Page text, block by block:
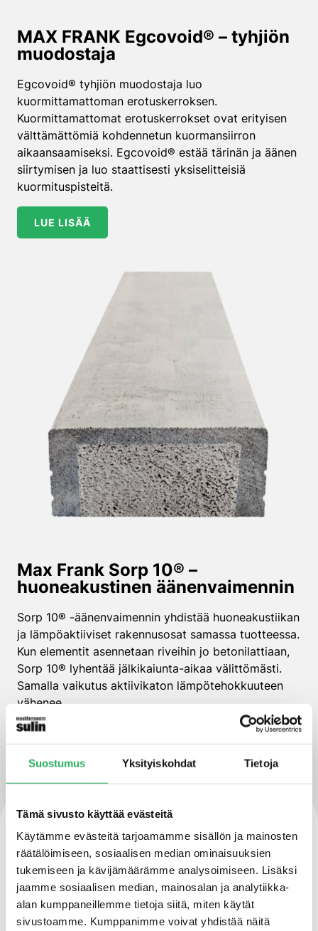
Suostumus Yksityiskohdat Tietoja
Tämä sivusto käyttää evästeitä
Käytämme evästeitä tarjoamamme sisällön ja mainosten
räätälöimiseen, sosiaalisen median ominaisuuksien
tukemiseen ja kävijämäärämme analysoimiseen. Lisäksi
jaamme sosiaalisen median, mainosalan ja analytiikka-
alan kumppaneillemme tietoja siitä, miten käytät
sivustoamme. Kumppanimme voivat yhdistää näitä
MAX FRANK Egcovoid® – tyhjiön
muodostaja
Egcovoid® tyhjiön muodostaja luo
kuormittamattoman erotuskerroksen.
Kuormittamattomat erotuskerrokset ovat erityisen
välttämättömiä kohdennetun kuormansiirron
aikaansaamiseksi. Egcovoid® estää tärinän ja äänen
siirtymisen ja luo staattisesti yksiselitteisiä
kuormituspisteitä.
LUE LISÄÄ
Max Frank Sorp 10® –
huoneakustinen äänenvaimennin
Sorp 10® -äänenvaimennin yhdistää huoneakustiikan
ja lämpöaktiiviset rakennusosat samassa tuotteessa.
Kun elementit asennetaan riveihin jo betonilattiaan,
Sorp 10® lyhentää jälkikaiunta-aikaa välittömästi.
Samalla vaikutus aktiivikaton lämpötehokkuuteen
vähenee.
Ota yhteyttä
Insinööritoimisto Sulin Oy
Valuraudankuja 8
00700 Helsinki
+358 9 3505 700